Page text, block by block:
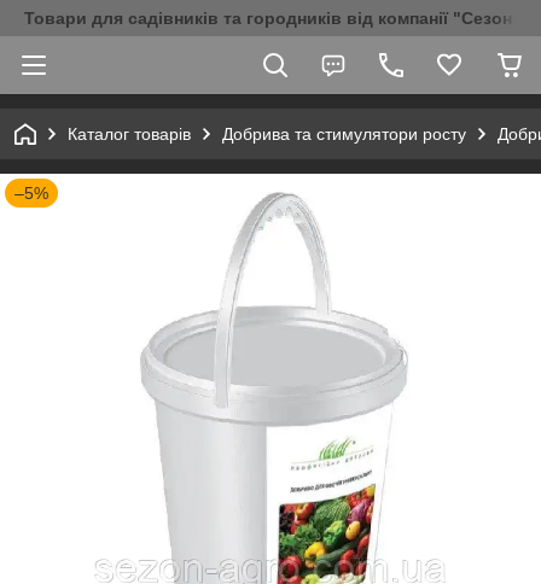
Товари для садівників та городників від компанії "Сезон
Каталог товарів Добрива та стимулятори росту
–5%